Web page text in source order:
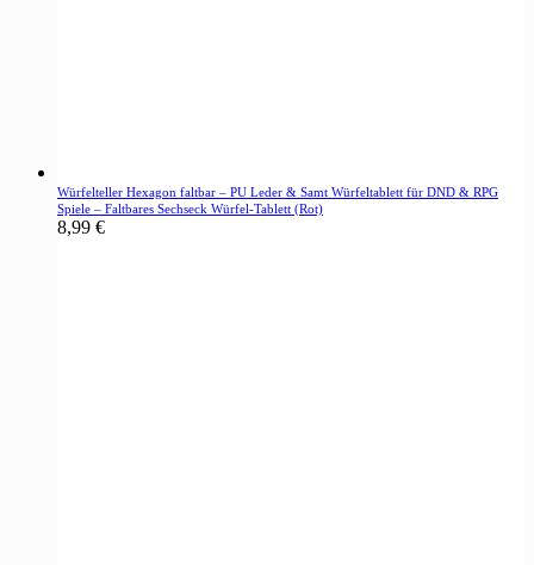
Würfelteller Hexagon faltbar – PU Leder & Samt Würfeltablett für DND & RPG
Spiele – Faltbares Sechseck Würfel-Tablett (Rot)
8,99 €